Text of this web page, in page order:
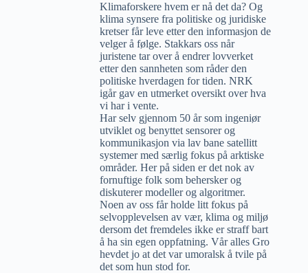
Klimaforskere hvem er nå det da? Og
klima synsere fra politiske og juridiske
kretser får leve etter den informasjon de
velger å følge. Stakkars oss når
juristene tar over å endrer lovverket
etter den sannheten som råder den
politiske hverdagen for tiden. NRK
igår gav en utmerket oversikt over hva
vi har i vente.
Har selv gjennom 50 år som ingeniør
utviklet og benyttet sensorer og
kommunikasjon via lav bane satellitt
systemer med særlig fokus på arktiske
områder. Her på siden er det nok av
fornuftige folk som behersker og
diskuterer modeller og algoritmer.
Noen av oss får holde litt fokus på
selvopplevelsen av vær, klima og miljø
dersom det fremdeles ikke er straff bart
å ha sin egen oppfatning. Vår alles Gro
hevdet jo at det var umoralsk å tvile på
det som hun stod for.